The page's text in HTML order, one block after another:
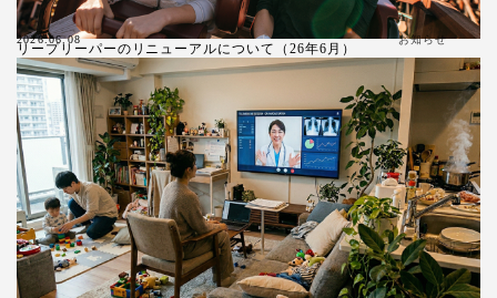
リープリーパーのリニューアルについて（26年6月）
2026.06.08 お知らせ